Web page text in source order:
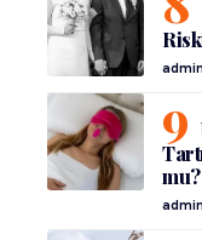
admin
mu?
admin